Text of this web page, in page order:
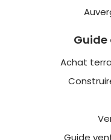
Achat
Guide